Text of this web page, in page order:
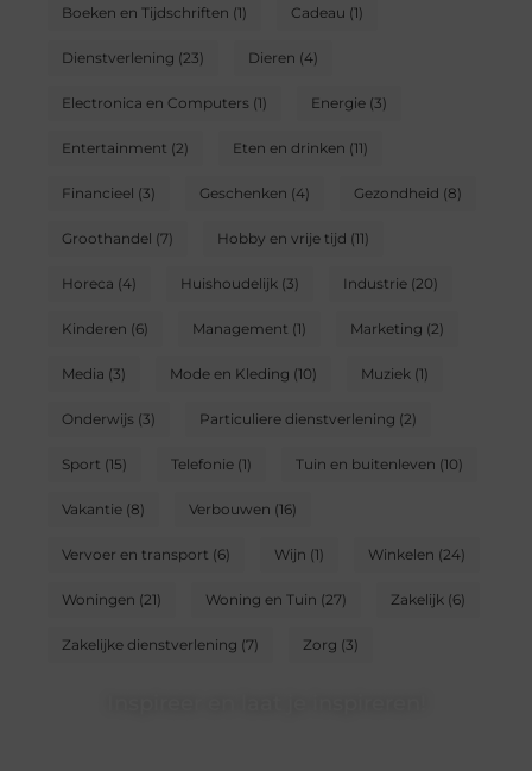
Boeken en Tijdschriften (1) Cadeau (1)
Dienstverlening (23) Dieren (4)
Electronica en Computers(1) Energie(3)
Entertainment (2) Eten en drinken (11)
Financieel (3) Geschenken (4) Gezondheid (8)
Groothandel (7) Hobby en vrije tijd (11)
Horeca (4) Huishoudelijk (3) Industrie(20)
Kinderen (6) Management (1) Marketing (2)
Media (3) Mode en Kleding (10) Muziek (1)
Onderwijs(3) Particuliere dienstverlening (2)
Sport (15) Telefonie(1) Tuin en buitenleven (10)
Vakantie(8) Verbouwen (16)
Vervoer en transport (6) Wijn (1) Winkelen (24)
Woningen (21) Woning en Tuin (27) Zakelijk (6)
Zakelijke dienstverlening (7) Zorg (3)